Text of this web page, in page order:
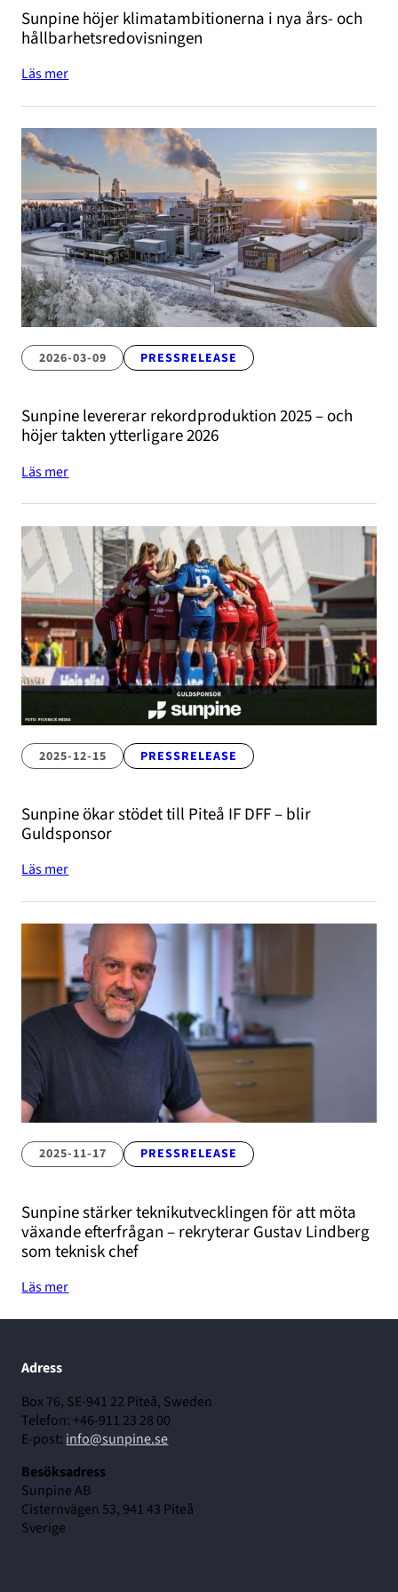
Sunpine höjer klimatambitionerna i nya års- och
hållbarhetsredovisningen
Läs mer
2026-03-09 PRESSRELEASE
Sunpine levererar rekordproduktion 2025 – och
höjer takten ytterligare 2026
Läs mer
2025-12-15 PRESSRELEASE
Sunpine ökar stödet till Piteå IF DFF – blir
Guldsponsor
Läs mer
2025-11-17 PRESSRELEASE
Sunpine stärker teknikutvecklingen för att möta
växande efterfrågan – rekryterar Gustav Lindberg
som teknisk chef
Läs mer
Adress
Box 76, SE-941 22 Piteå, Sweden
Telefon: +46-911 23 28 00
E-post: info@sunpine.se
Besöksadress
Sunpine AB
Cisternvägen 53, 941 43 Piteå
Sverige